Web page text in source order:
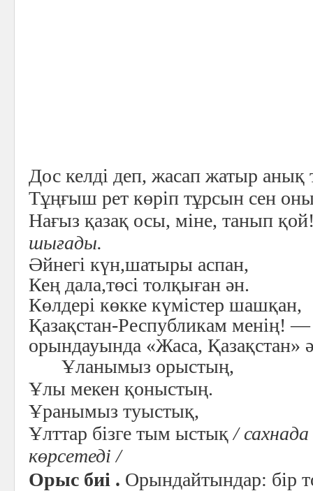
Дос келді деп, жасап жатыр анық
Тұңғыш рет көріп тұрсын сен
Нағыз қазақ осы, міне, танып
шығады.
Әйнегі күн,шатыры аспан,
Кең дала,төсі толқыған ән.
Көлдері көкке күмістер шашқан,
Қазақстан-Республикам менің!
орындауында «Жаса, Қазақстан»
Ұланымыз орыстың,
Ұлы мекен қоныстың.
Ұранымыз туыстық,
Ұлттар бізге тым ыстық/
көрсетеді /
Орыс биі . Орындайтындар: бір